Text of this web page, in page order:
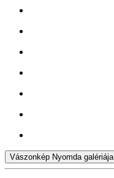
Vászonkép Nyomda galériája